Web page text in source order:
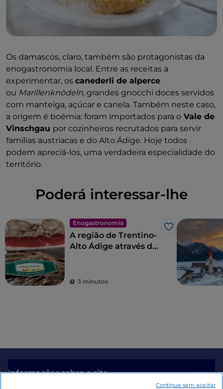
Os damascos, claro, também são protagonistas da
enogastronomia local. Entre as receitas a
experimentar, os canederli de alperce
ou Marillenknödeln, grandes gnocchi doces servidos
com manteiga, açúcar e canela. Também neste caso,
a origem é boémia: foram importados para o Vale de
Vinschgau por cozinheiros recrutados para servir
famílias austríacas e do Alto Ádige. Hoje todos
podem apreciá-los, uma verdadeira especialidade do
território.
Poderá interessar-lhe
Enogastronomia
Gosto
A região de Trentino-
Alto Ádige através da
3 minutos
Informações sobre o site
Continue sem aceitar